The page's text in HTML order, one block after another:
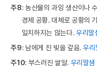
주8: 농산물의 과잉 생산이나
경제 공황. 대체로 공황의
일치하지는 않는다. 우리말
주9: 남에게 진 빚을 갚음.우리
주10: 부스러진 쌀알. 우리말샘